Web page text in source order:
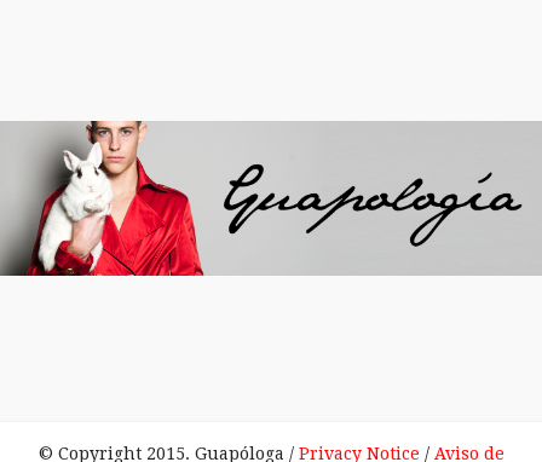
© Copyright 2015. Guapóloga / Privacy Notice / Aviso de